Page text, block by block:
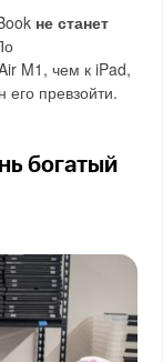
не станет
M1, чем к iPad,
его превзойти.
богатый